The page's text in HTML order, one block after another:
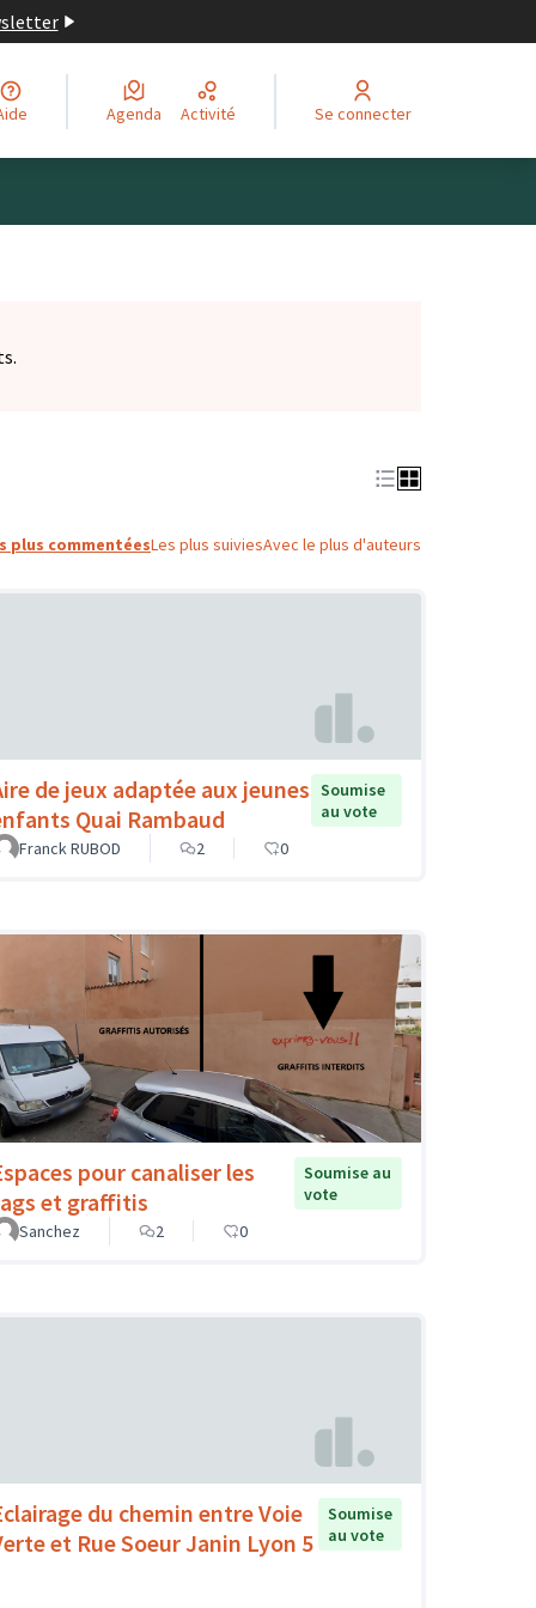
Aide Agenda Activité Se connecter
plus commentéesLes plus suiviesAvec le plus d'auteurs
de jeux adaptée aux jeunes
Quai Rambaud
Soumise
au vote
Franck RUBOD
2 0
pour canaliser les
et graffitis
Soumise au
vote
Sanchez
2 0
du chemin entre Voie
et Rue Soeur Janin Lyon 5
Soumise
au vote